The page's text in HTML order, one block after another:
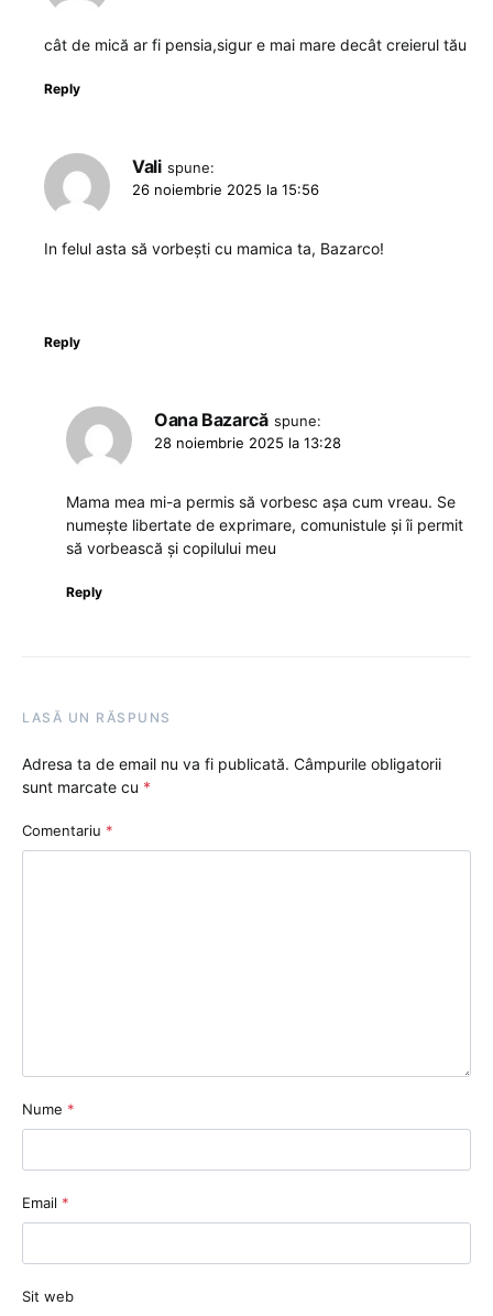
cât de mică ar fi pensia,sigur e mai mare decât creierul tău
Reply
Vali spune:
26 noiembrie 2025 la 15:56
In felul asta să vorbești cu mamica ta, Bazarco!
Reply
Oana Bazarcă spune:
28 noiembrie 2025 la 13:28
Mama mea mi-a permis să vorbesc așa cum vreau. Se
numește libertate de exprimare, comunistule și îi permit
să vorbească și copilului meu
Reply
LASĂ UN RĂSPUNS
Adresa ta de email nu va fi publicată. Câmpurile obligatorii
sunt marcate cu *
Comentariu *
Nume *
Email *
Sit web